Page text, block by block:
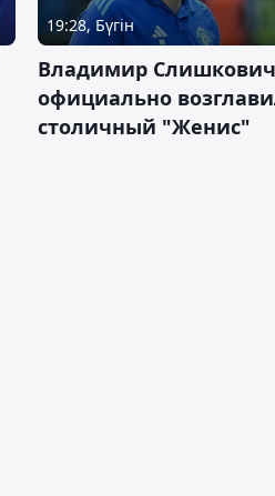
19:28, Бүгін
Владимир Слишкович
официально
столичный "Женис"